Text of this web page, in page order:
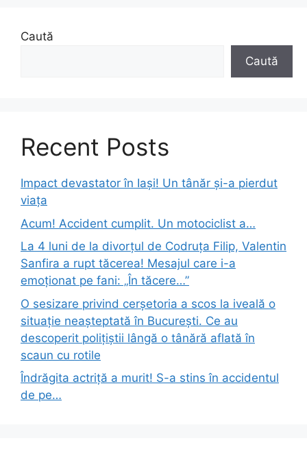
Caută
Caută
Recent Posts
Impact devastator în Iași! Un tânăr și-a pierdut
viața
Acum! Accident cumplit. Un motociclist a…
La 4 luni de la divorțul de Codruța Filip, Valentin
Sanfira a rupt tăcerea! Mesajul care i-a
emoționat pe fani: „În tăcere…”
O sesizare privind cerșetoria a scos la iveală o
situație neașteptată în București. Ce au
descoperit polițiștii lângă o tânără aflată în
scaun cu rotile
Îndrăgita actriță a murit! S-a stins în accidentul
de pe…